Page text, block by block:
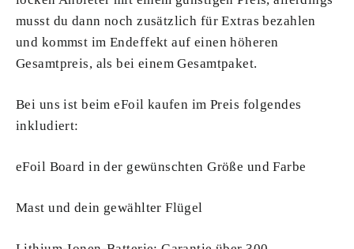
musst du dann noch zusätzlich für Extras bezahlen
und kommst im Endeffekt auf einen höheren
Gesamtpreis, als bei einem Gesamtpaket.
Bei uns ist beim eFoil kaufen im Preis folgendes
inkludiert:
eFoil Board in der gewünschten Größe und Farbe
Mast und dein gewählter Flügel